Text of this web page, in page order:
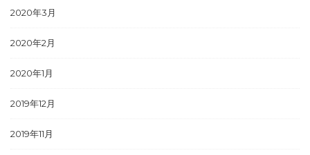
2020年3月
2020年2月
2020年1月
2019年12月
2019年11月